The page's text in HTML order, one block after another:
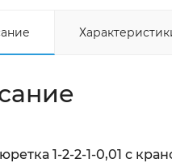
1-2-2-1-0,01 с